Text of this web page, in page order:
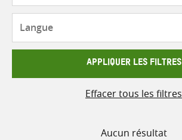
APPLIQUER LES FILTRES
Effacer tous les filtres
Aucun résultat